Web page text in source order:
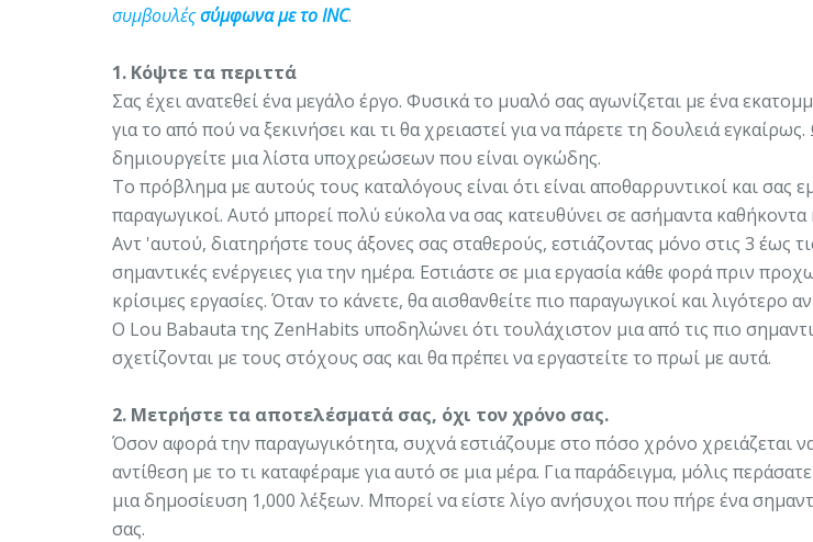
συμβουλέςσύμφωνα με το INC.
1. Κόψτε τα περιττά
Σας έχει ανατεθεί ένα μεγάλο έργο. Φυσικά το μυαλό σας αγωνίζεται με ένα
για το από πού να ξεκινήσει και τι θα χρειαστεί για να πάρετε τη δουλειά
δημιουργείτε μια λίστα υποχρεώσεων που είναι ογκώδης.
Το πρόβλημα με αυτούς τους καταλόγους είναι ότι είναι αποθαρρυντικοί και σας
παραγωγικοί. Αυτό μπορεί πολύ εύκολα να σας κατευθύνει σε ασήμαντα καθήκοντα
Αντ 'αυτού, διατηρήστε τους άξονες σας σταθερούς, εστιάζοντας μόνο στις 3 έως
σημαντικές ενέργειες για την ημέρα. Εστιάστε σε μια εργασία κάθε φορά πριν
κρίσιμες εργασίες. Όταν το κάνετε, θα αισθανθείτε πιο παραγωγικοί και λιγότερο
Ο Lou Babauta της ZenHabits υποδηλώνει ότι τουλάχιστον μια από τις πιο
σχετίζονται με τους στόχους σας και θα πρέπει να εργαστείτε το πρωί με αυτά.
2. Μετρήστε τα αποτελέσματά σας, όχι τον χρόνο σας.
Όσον αφορά την παραγωγικότητα, συχνά εστιάζουμε στο πόσο χρόνο χρειάζεται
αντίθεση με το τι καταφέραμε για αυτό σε μια μέρα. Για παράδειγμα, μόλις
μια δημοσίευση 1,000 λέξεων. Μπορεί να είστε λίγο ανήσυχοι που πήρε ένα
σας.